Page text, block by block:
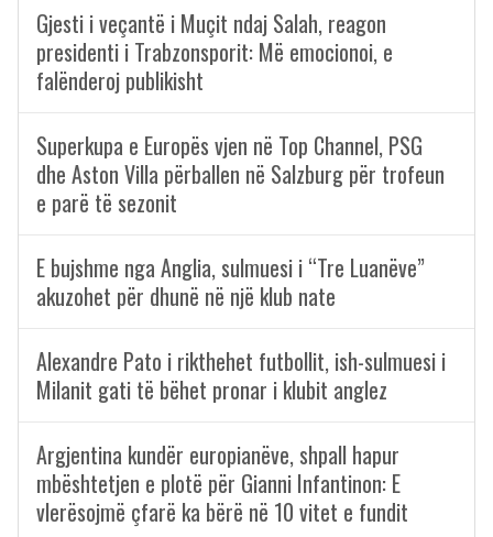
Gjesti i veçantë i Muçit ndaj Salah, reagon
presidenti i Trabzonsporit: Më emocionoi, e
falënderoj publikisht
Superkupa e Europës vjen në Top Channel, PSG
dhe Aston Villa përballen në Salzburg për trofeun
e parë të sezonit
E bujshme nga Anglia, sulmuesi i “Tre Luanëve”
akuzohet për dhunë në një klub nate
Alexandre Pato i rikthehet futbollit, ish-sulmuesi i
Milanit gati të bëhet pronar i klubit anglez
Argjentina kundër europianëve, shpall hapur
mbështetjen e plotë për Gianni Infantinon: E
vlerësojmë çfarë ka bërë në 10 vitet e fundit